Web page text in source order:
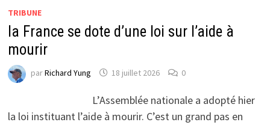
TRIBUNE
la France se dote d’une loi sur l’aide à
mourir
parRichard Yung 18 juillet 2026 0
L’Assemblée nationale a adopté hier
la loi instituant l’aide à mourir. C’est un grand pas en